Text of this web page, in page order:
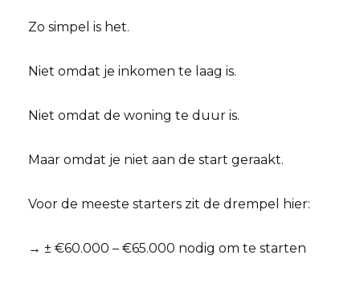
Zo simpel is het.
Niet omdat je inkomen te laag is.
Niet omdat de woning te duur is.
Maar omdat je niet aan de start geraakt.
Voor de meeste starters zit de drempel hier:
→ ± €60.000 – €65.000 nodig om te starten